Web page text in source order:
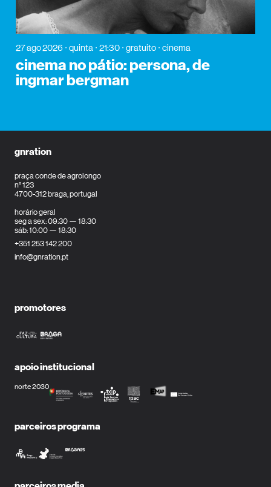
27 ago 2026 quinta 21:30 gratuito cinema
cinema no pátio: persona, de
ingmar bergman
gnration
praça conde de agrolongo
n° 123
4700-312 braga, portugal
horário geral
seg a sex: 09:30 — 18:30
sáb: 10:00 — 18:30
+351 253 142 200
info@gnration.pt
promotores
apoio institucional
norte 2030
parceiros programa